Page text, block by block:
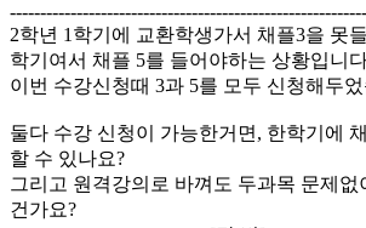
2학년 1학기에 교환학생가서 채플3을 못
학기여서 채플 5를 들어야하는 상황입니
이번 수강신청때 3과 5를 모두 신청해두
둘다 수강 신청이 가능한거면, 한학기에
할 수 있나요?
그리고 원격강의로 바껴도 두과목 문제없
건가요?